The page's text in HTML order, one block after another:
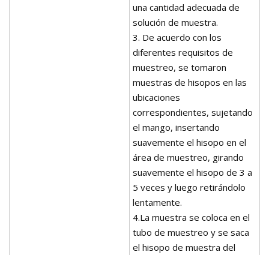
una cantidad adecuada de
solución de muestra.
3. De acuerdo con los
diferentes requisitos de
muestreo, se tomaron
muestras de hisopos en las
ubicaciones
correspondientes, sujetando
el mango, insertando
suavemente el hisopo en el
área de muestreo, girando
suavemente el hisopo de 3 a
5 veces y luego retirándolo
lentamente.
4.La muestra se coloca en el
tubo de muestreo y se saca
el hisopo de muestra del